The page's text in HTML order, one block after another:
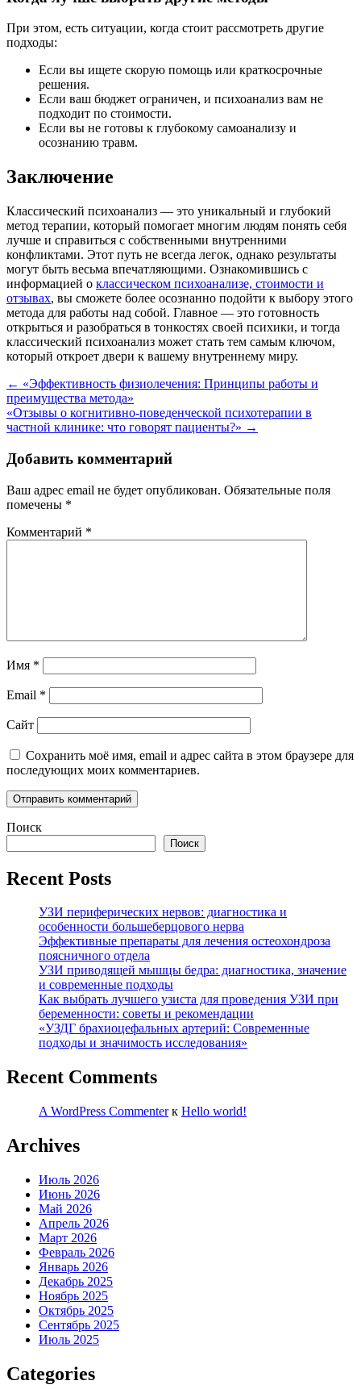
При этом, есть ситуации, когда стоит рассмотреть другие
подходы:
Если вы ищете скорую помощь или краткосрочные
решения.
Если ваш бюджет ограничен, и психоанализ вам не
подходит по стоимости.
Если вы не готовы к глубокому самоанализу и
осознанию травм.
Заключение
Классический психоанализ — это уникальный и глубокий
метод терапии, который помогает многим людям понять себя
лучше и справиться с собственными внутренними
конфликтами. Этот путь не всегда легок, однако результаты
могут быть весьма впечатляющими. Ознакомившись с
информацией о классическом психоанализе, стоимости и
отзывах, вы сможете более осознанно подойти к выбору этого
метода для работы над собой. Главное — это готовность
открыться и разобраться в тонкостях своей психики, и тогда
классический психоанализ может стать тем самым ключом,
который откроет двери к вашему внутреннему миру.
Навигация
по
записям
← «Эффективность физиолечения: Принципы работы и
преимущества метода»
«Отзывы о когнитивно-поведенческой психотерапии в
частной клинике: что говорят пациенты?» →
Добавить комментарий
Ваш адрес email не будет опубликован. Обязательные поля
помечены *
Комментарий *
Имя *
Email *
Сайт
Сохранить моё имя, email и адрес сайта в этом браузере для
последующих моих комментариев.
Поиск
Поиск
Recent Posts
УЗИ периферических нервов: диагностика и
особенности большеберцового нерва
Эффективные препараты для лечения остеохондроза
поясничного отдела
УЗИ приводящей мышцы бедра: диагностика, значение
и современные подходы
Как выбрать лучшего узиста для проведения УЗИ при
беременности: советы и рекомендации
«УЗДГ брахиоцефальных артерий: Современные
подходы и значимость исследования»
Recent Comments
A WordPress Commenterк Hello world!
Archives
Июль 2026
Июнь 2026
Май 2026
Апрель 2026
Март 2026
Февраль 2026
Январь 2026
Декабрь 2025
Ноябрь 2025
Октябрь 2025
Сентябрь 2025
Июль 2025
Categories